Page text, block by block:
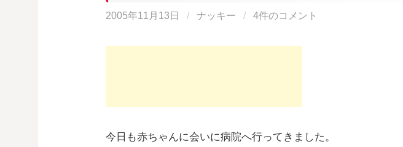
2005年11月13日 / ナッキー / 4件のコメント
今日も赤ちゃんに会いに病院へ行ってきました。